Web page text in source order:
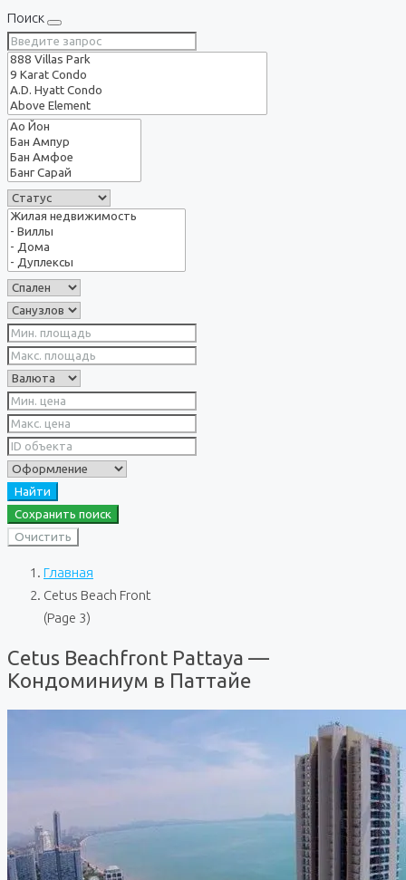
Поиск
Найти
Сохранить поиск
Очистить
Главная
Cetus Beach Front
(Page 3)
Cetus Beachfront Pattaya —
Кондоминиум в Паттайе